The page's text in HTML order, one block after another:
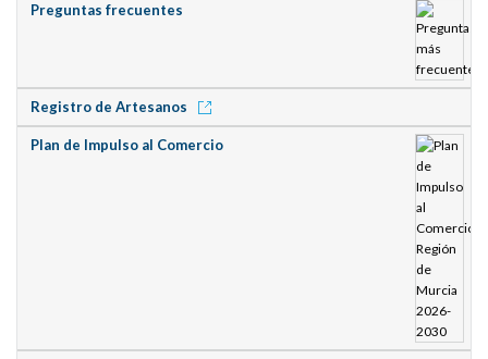
Preguntas frecuentes
Registro de Artesanos
Plan de Impulso al Comercio